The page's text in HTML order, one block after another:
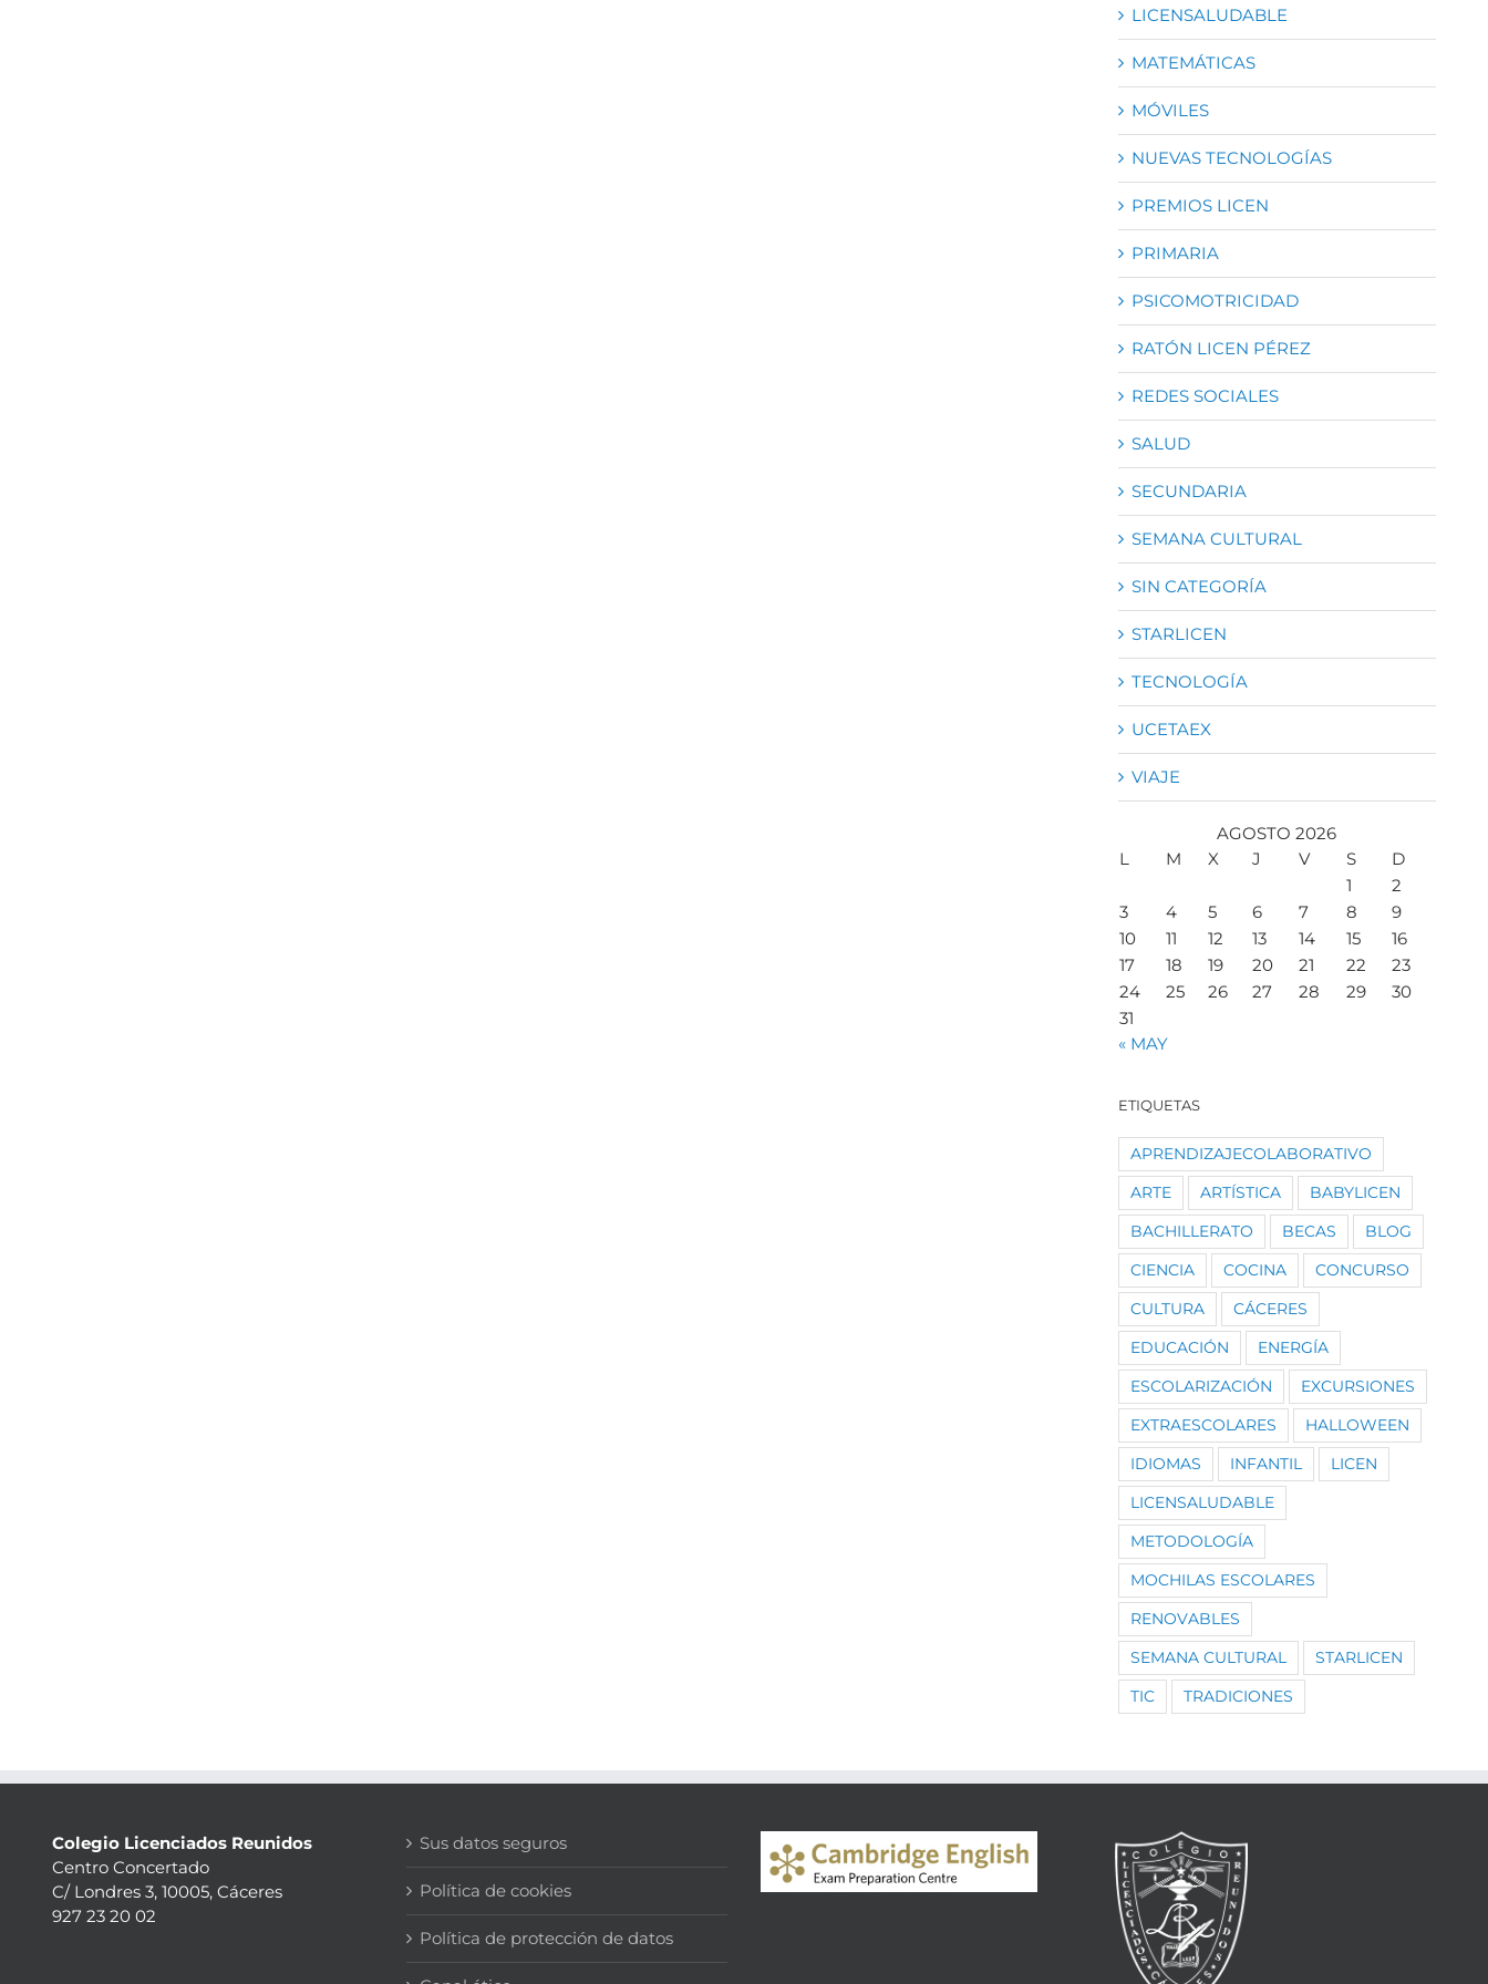
LICENSALUDABLE
MATEMÁTICAS
MÓVILES
NUEVAS TECNOLOGÍAS
PREMIOS LICEN
PRIMARIA
PSICOMOTRICIDAD
RATÓN LICEN PÉREZ
REDES SOCIALES
SALUD
SECUNDARIA
SEMANA CULTURAL
SIN CATEGORÍA
STARLICEN
TECNOLOGÍA
UCETAEX
VIAJE
AGOSTO 2026
L
M X J V S
D
1
2
3
4 5 6 7 8
9
10
11 12 13 14 15
16
17
18 19 20 21 22
23
24
25 26 27 28 29
30
31
« MAY
ETIQUETAS
APRENDIZAJECOLABORATIVO
ARTE ARTÍSTICA BABYLICEN
BACHILLERATO BECAS BLOG
CIENCIA COCINA CONCURSO
CULTURA CÁCERES
EDUCACIÓN ENERGÍA
ESCOLARIZACIÓN EXCURSIONES
EXTRAESCOLARES HALLOWEEN
IDIOMAS INFANTIL LICEN
LICENSALUDABLE
METODOLOGÍA
MOCHILAS ESCOLARES
RENOVABLES
SEMANA CULTURAL STARLICEN
TIC TRADICIONES
Colegio Licenciados Reunidos
Centro Concertado
C/ Londres 3, 10005, Cáceres
927 23 20 02
Sus datos seguros
Política de cookies
Política de protección de datos